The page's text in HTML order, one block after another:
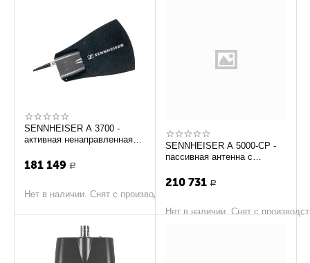
SENNHEISER A 3700 -
активная ненаправленная
181 149 Р
Нет в наличии. Снят с производства
SENNHEISER A 5000-CP -
пассивная антенна с
210 731 Р
Нет в наличии. Снят с